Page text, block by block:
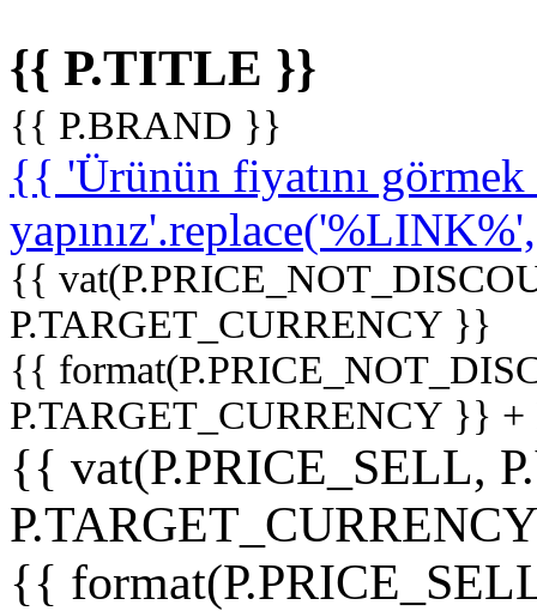
{{ P.TITLE }}
{{ P.BRAND }}
{{ 'Ürünün fiyatını
{{
P.TARGET_CURRENCY }}
{{
P.TARGET_CURRENCY }}
{{ vat(P.PRICE_SELL,
{{